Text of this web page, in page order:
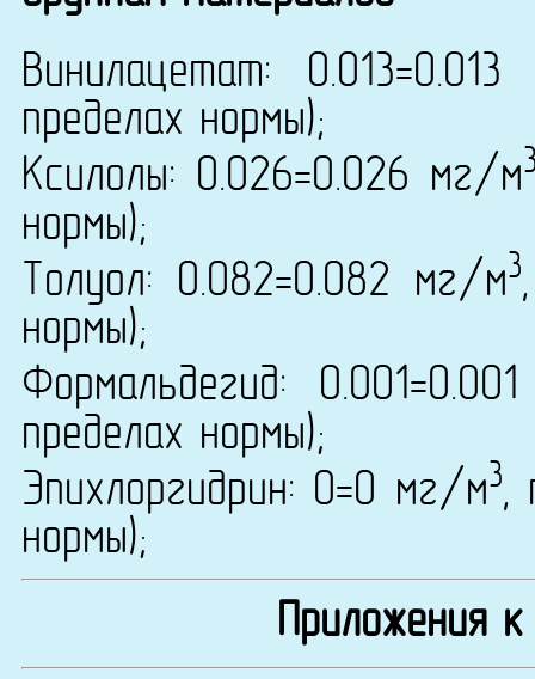
Винилацетат:
пределах нормы);
Ксилолы: 0.026=0.026 мг/м
нормы);
Толуол: 0.082=0.082 мг/м3
нормы);
Формальдегид:
пределах нормы);
Эпихлоргидрин: 0=0 мг/м3,
нормы);
Приложения